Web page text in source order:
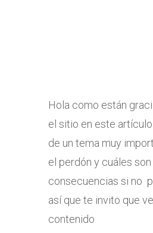
Hola como están
el sitio en este
de un tema muy
el perdón y cuáles son
consecuencias si no
así que te invito que
contenido